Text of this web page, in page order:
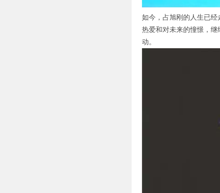
如今，占旭刚的人生已
热爱和对未来的憧憬，
动。